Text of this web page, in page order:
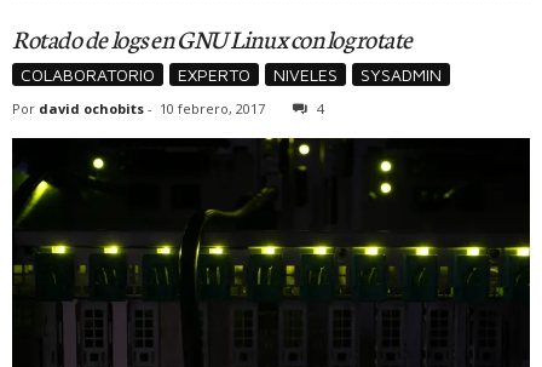
Rotado de logs en GNU Linux con logrotate
COLABORATORIO EXPERTO NIVELES SYSADMIN
Por david ochobits - 10 febrero, 2017 4